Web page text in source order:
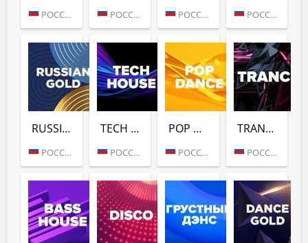
РОССИЯ (МОСКВА) РОССИЯ (МОСКВА) РОССИЯ (МОСКВА) РОССИЯ (МОСКВА)
RUSSIAN GOLD (DFM)
РОССИЯ (МОСКВА)
TECH HOUSE (DFM)
РОССИЯ (МОСКВА)
POP DANCE (DFM)
РОССИЯ (МОСКВА)
TRANCE (DFM)
РОССИЯ (МОСКВА)